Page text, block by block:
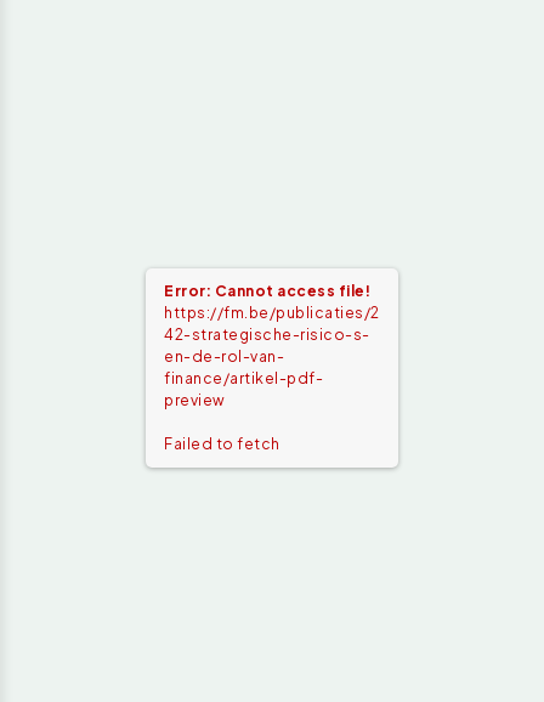
Error: Cannot access file!
https://fm.be/publicaties/2
42-strategische-risico-s-
en-de-rol-van-
finance/artikel-pdf-
preview
Failed to fetch